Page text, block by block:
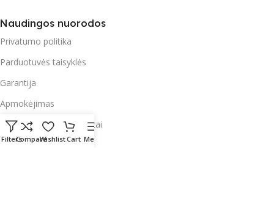
Naudingos nuorodos
Privatumo politika
Parduotuvės taisyklės
Garantija
Apmokėjimas
Pristatymas ir paštomatai
FiltersCompareWishlistCart Menu